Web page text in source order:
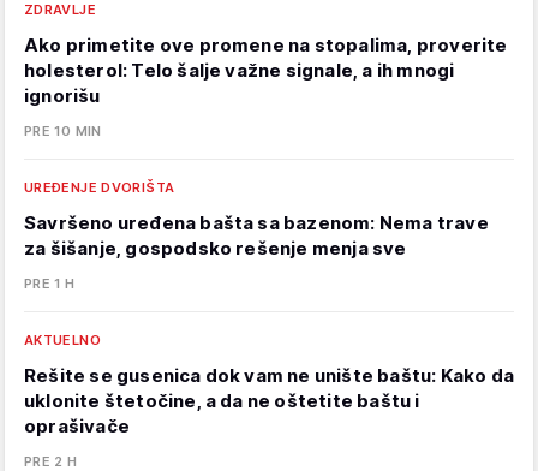
ZDRAVLJE
Ako primetite ove promene na stopalima, proverite
holesterol: Telo šalje važne signale, a ih mnogi
ignorišu
PRE 10 MIN
UREĐENJE DVORIŠTA
Savršeno uređena bašta sa bazenom: Nema trave
za šišanje, gospodsko rešenje menja sve
PRE 1 H
AKTUELNO
Rešite se gusenica dok vam ne unište baštu: Kako da
uklonite štetočine, a da ne oštetite baštu i
oprašivače
PRE 2 H